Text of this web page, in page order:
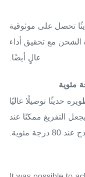
تحصل على موثوقية
بأكثر من 500 دورة إعادة الشحن مع تحقيق أداء
عالٍ أيضًا.
حديثًا توصيلًا عاليًا
التفريغ ممكنًا عند